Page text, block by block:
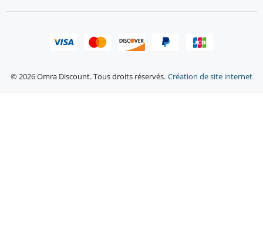
© 2026 Omra Discount. Tous droits réservés. Création de site internet